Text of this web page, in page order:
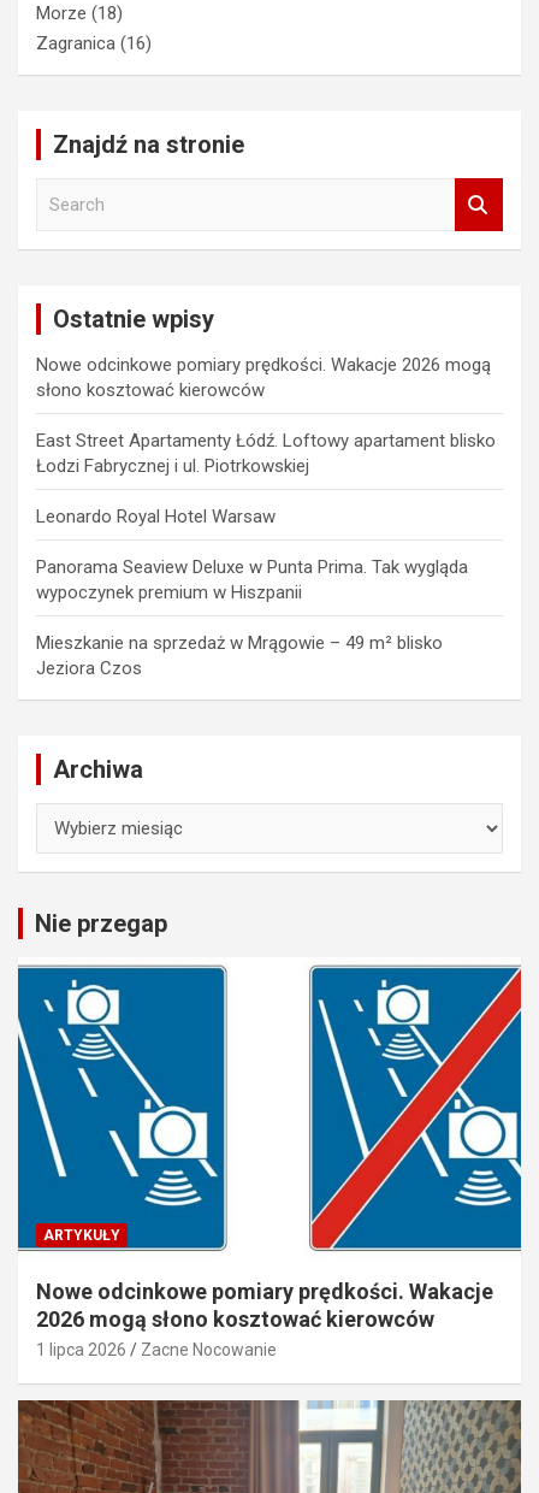
Morze (18)
Zagranica (16)
Znajdź na stronie
Ostatnie wpisy
Nowe odcinkowe pomiary prędkości. Wakacje 2026 mogą
słono kosztować kierowców
East Street Apartamenty Łódź. Loftowy apartament blisko
Łodzi Fabrycznej i ul. Piotrkowskiej
Leonardo Royal Hotel Warsaw
Panorama Seaview Deluxe w Punta Prima. Tak wygląda
wypoczynek premium w Hiszpanii
Mieszkanie na sprzedaż w Mrągowie – 49 m² blisko
Jeziora Czos
Archiwa
Nie przegap
ARTYKUŁY
Nowe odcinkowe pomiary prędkości. Wakacje
2026 mogą słono kosztować kierowców
1 lipca 2026 Zacne Nocowanie